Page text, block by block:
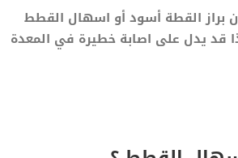
براز القطة أسود أو اسهال القطط
قد يدل على اصابة خطيرة في المعدة